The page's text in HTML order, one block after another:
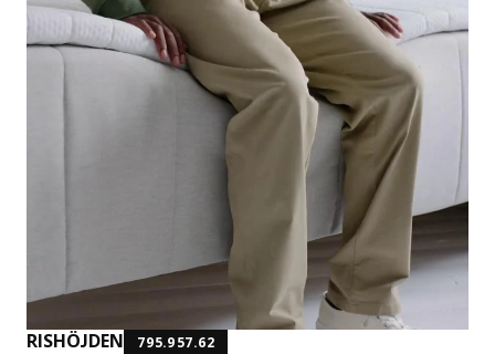
RISHÖJDEN 795.957.62